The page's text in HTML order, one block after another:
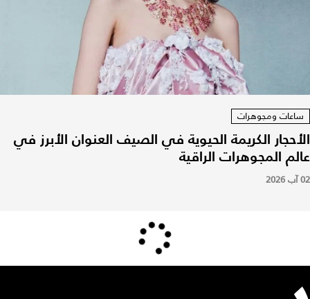
ساعات ومجوهرات
الأحجار الكريمة الحيوية في الصيف العنوان الأبرز في
عالم المجوهرات الراقية
02 آب 2026